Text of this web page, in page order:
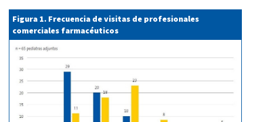
Figura 1. Frecuencia de visitas de profesionales
comerciales farmacéuticos